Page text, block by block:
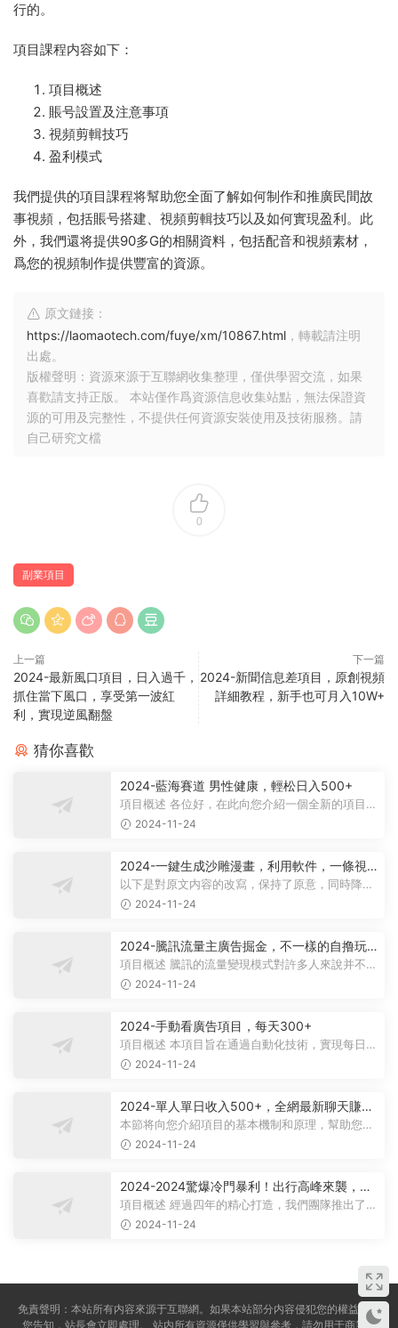
行的。
項目課程内容如下：
項目概述
賬号設置及注意事項
視頻剪輯技巧
盈利模式
我們提供的項目課程将幫助您全面了解如何制作和推廣民間故
事視頻，包括賬号搭建、視頻剪輯技巧以及如何實現盈利。此
外，我們還将提供90多G的相關資料，包括配音和視頻素材，
爲您的視頻制作提供豐富的資源。
原文鏈接：
https://laomaotech.com/fuye/xm/10867.html ，轉載請注明
出處。
版權聲明：資源來源于互聯網收集整理，僅供學習交流，如果
喜歡請支持正版。 本站僅作爲資源信息收集站點，無法保證資
源的可用及完整性，不提供任何資源安裝使用及技術服務。請
自己研究文檔
0
副業項目
上一篇
2024-最新風口項目，日入過千，
抓住當下風口，享受第一波紅
利，實現逆風翻盤
下一篇
2024-新聞信息差項目，原創視頻
詳細教程，新手也可月入10W+
猜你喜歡
2024-藍海賽道 男性健康，輕松日入500+
項目概述 各位好，在此向您介紹一個全新的項目，
它聚焦于男性健康領域。衆所周知...
2024-11-24
2024-一鍵生成沙雕漫畫，利用軟件，一條視
頻播放12W+，單日變現1000+
以下是對原文内容的改寫，保持了原意，同時降低
2024-11-24
2024-騰訊流量主廣告掘金，不一樣的自撸玩
法，日賺500-1000+，無設備要求
項目概述 騰訊的流量變現模式對許多人來說并不陌
生，大多數人對其盈利方式有所了...
2024-11-24
2024-手動看廣告項目，每天300+
項目概述 本項目旨在通過自動化技術，實現每日觀
2024-11-24
2024-單人單日收入500+，全網最新聊天賺
米！适合所有人群簡單暴力！
本節将向您介紹項目的基本機制和原理，幫助您理
解項目的基本概念。 在項目實施前...
2024-11-24
2024-2024驚爆冷門暴利！出行高峰來襲，裏
程積分，高爆發期，一單300+—2000+，月入
過萬不是夢！
項目概述 經過四年的精心打造，我們團隊推出了一
個從未對外公布的項目——利用裏...
2024-11-24
免責聲明：本站所有内容來源于互聯網。如果本站部分内容侵犯您的權益，請
您告知，站長會立即處理。 站内所有資源僅供學習與參考，請勿用于商業用